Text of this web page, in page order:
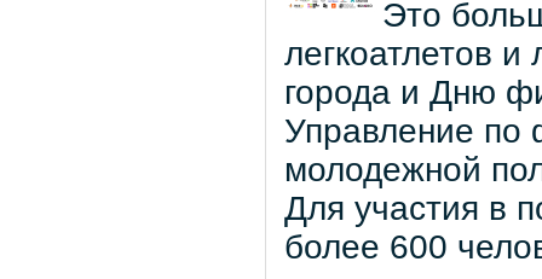
Это
легкоатлетов
города и Дню
Управление по
молодежной
Для участия в
более 600